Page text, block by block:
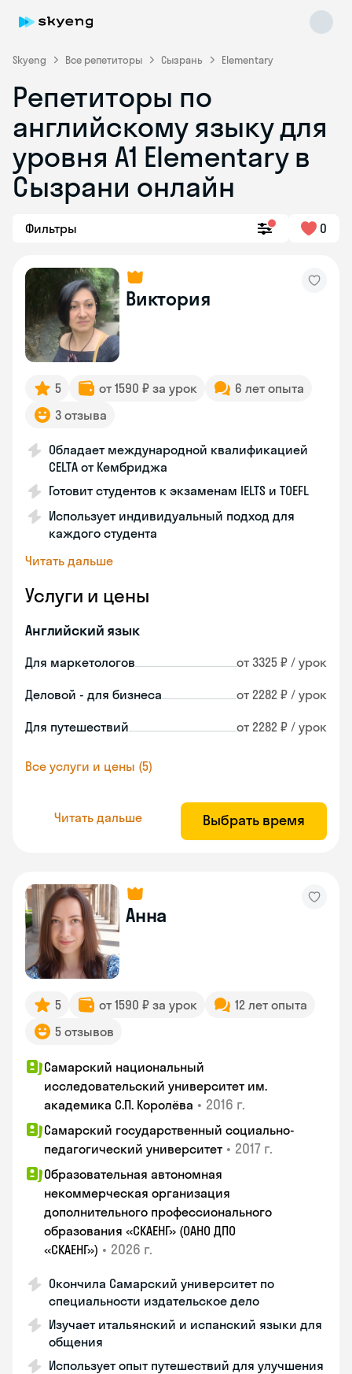
Skyeng Все репетиторы Сызрань Elementary
Репетиторы по
английскому языку для
уровня A1 Elementary в
Сызрани онлайн
Фильтры 0
Виктория
5 от 1590 ₽ за урок
6 лет опыта
3 отзыва
Обладает международной квалификацией
CELTA от Кембриджа
Готовит студентов к экзаменам IELTS и TOEFL
Использует индивидуальный подход для
каждого студента
Читать дальше
Услуги и цены
Английский язык
Для маркетологов от 3325 ₽ / урок
Деловой - для бизнеса от 2282 ₽ / урок
Для путешествий от 2282 ₽ / урок
Все услуги и цены (5)
Читать дальше Выбрать время
Анна
5 от 1590 ₽ за урок
12 лет опыта
5 отзывов
Самарский национальный
исследовательский университет им.
академика С.П. Королёва • 2016 г.
Самарский государственный социально-
педагогический университет • 2017 г.
Образовательная автономная
некоммерческая организация
дополнительного профессионального
образования «СКАЕНГ» (ОАНО ДПО
«СКАЕНГ») • 2026 г.
Окончила Самарский университет по
специальности издательское дело
Изучает итальянский и испанский языки для
общения
Использует опыт путешествий для улучшения
Skyeng Chat